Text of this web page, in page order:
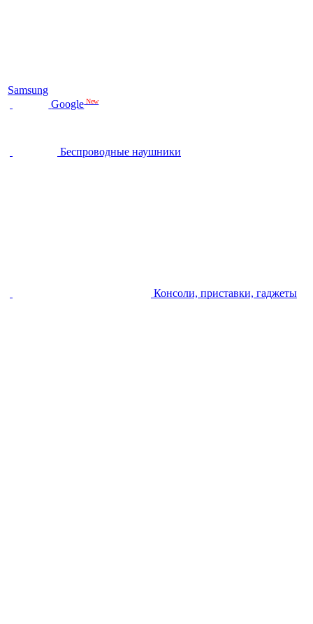
Samsung
Google New
Беспроводные наушники
Консоли, приставки, гаджеты